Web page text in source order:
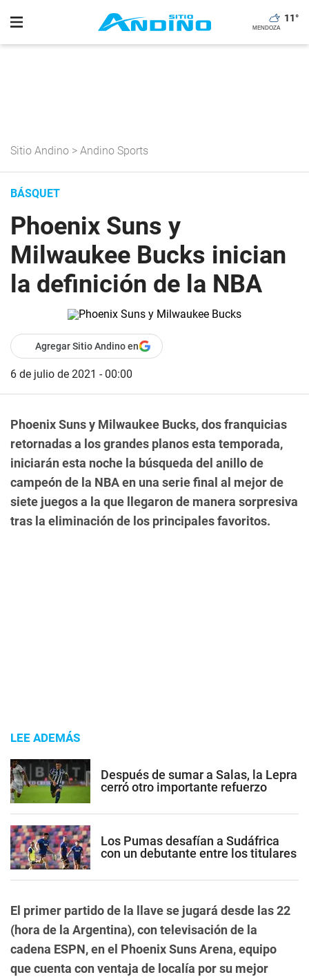
11°
Sitio Andino > Andino Sports
BÁSQUET
Phoenix Suns y
Milwaukee Bucks inician
la definición de la NBA
Agregar Sitio Andino en
6 de julio de 2021 - 00:00
Phoenix Suns y Milwaukee Bucks, dos franquicias
retornadas a los grandes planos esta temporada,
iniciarán esta noche la búsqueda del anillo de
campeón de la NBA en una serie final al mejor de
siete juegos a la que llegaron de manera sorpresiva
tras la eliminación de los principales favoritos.
LEE ADEMÁS
Después de sumar a Salas, la Lepra
cerró otro importante refuerzo
Los Pumas desafían a Sudáfrica
con un debutante entre los titulares
El primer partido de la llave se jugará desde las 22
(hora de la Argentina), con televisación de la
cadena ESPN, en el Phoenix Suns Arena, equipo
que cuenta con ventaja de localía por su mejor